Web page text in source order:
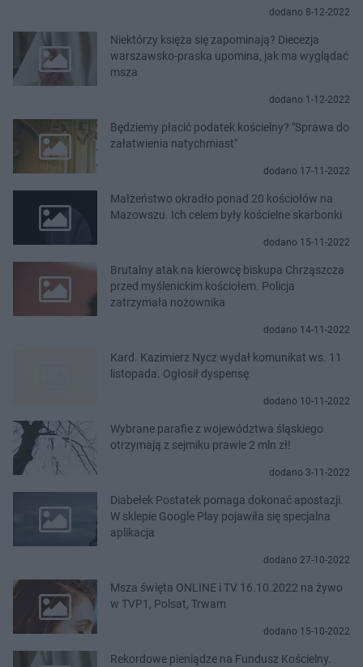
dodano 8-12-2022
Niektórzy księża się zapominają? Diecezja
warszawsko-praska upomina, jak ma wyglądać
msza
dodano 1-12-2022
Będziemy płacić podatek kościelny? "Sprawa do
załatwienia natychmiast"
dodano 17-11-2022
Małżeństwo okradło ponad 20 kościołów na
Mazowszu. Ich celem były kościelne skarbonki
dodano 15-11-2022
Brutalny atak na kierowcę biskupa Chrząszcza
przed myślenickim kościołem. Policja
zatrzymała nożownika
dodano 14-11-2022
Kard. Kazimierz Nycz wydał komunikat ws. 11
listopada. Ogłosił dyspensę
dodano 10-11-2022
Wybrane parafie z województwa śląskiego
otrzymają z sejmiku prawie 2 mln zł!
dodano 3-11-2022
Diabełek Postatek pomaga dokonać apostazji.
W sklepie Google Play pojawiła się specjalna
aplikacja
dodano 27-10-2022
Msza święta ONLINE i TV 16.10.2022 na żywo
w TVP1, Polsat, Trwam
dodano 15-10-2022
Rekordowe pieniądze na Fundusz Kościelny.